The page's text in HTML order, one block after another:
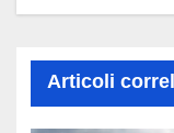
Articoli